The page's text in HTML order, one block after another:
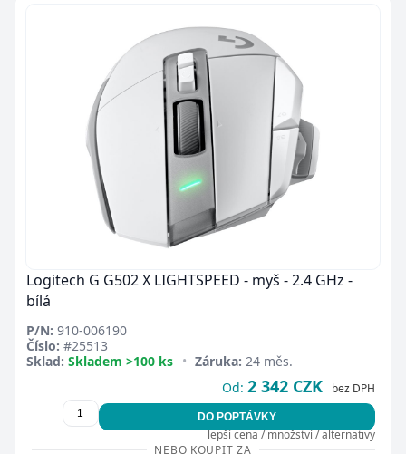
Logitech G G502 X LIGHTSPEED - myš - 2.4 GHz -
bílá
P/N: 910-006190
Číslo: #25513
Sklad: Skladem >100 ks • Záruka: 24 měs.
Od: 2 342 CZK bez DPH
DO POPTÁVKY
lepší cena / množství / alternativy
NEBO KOUPIT ZA